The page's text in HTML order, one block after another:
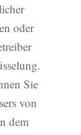
oder
Sie
von
dem